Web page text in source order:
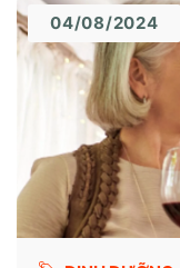
04/08/2024